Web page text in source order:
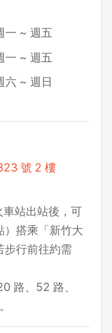
一 ~ 週五
一 ~ 週五
六 ~ 週日
號 2 樓
車站出站後，可
）搭乘「新竹大
步行前往約需
路、52 路、